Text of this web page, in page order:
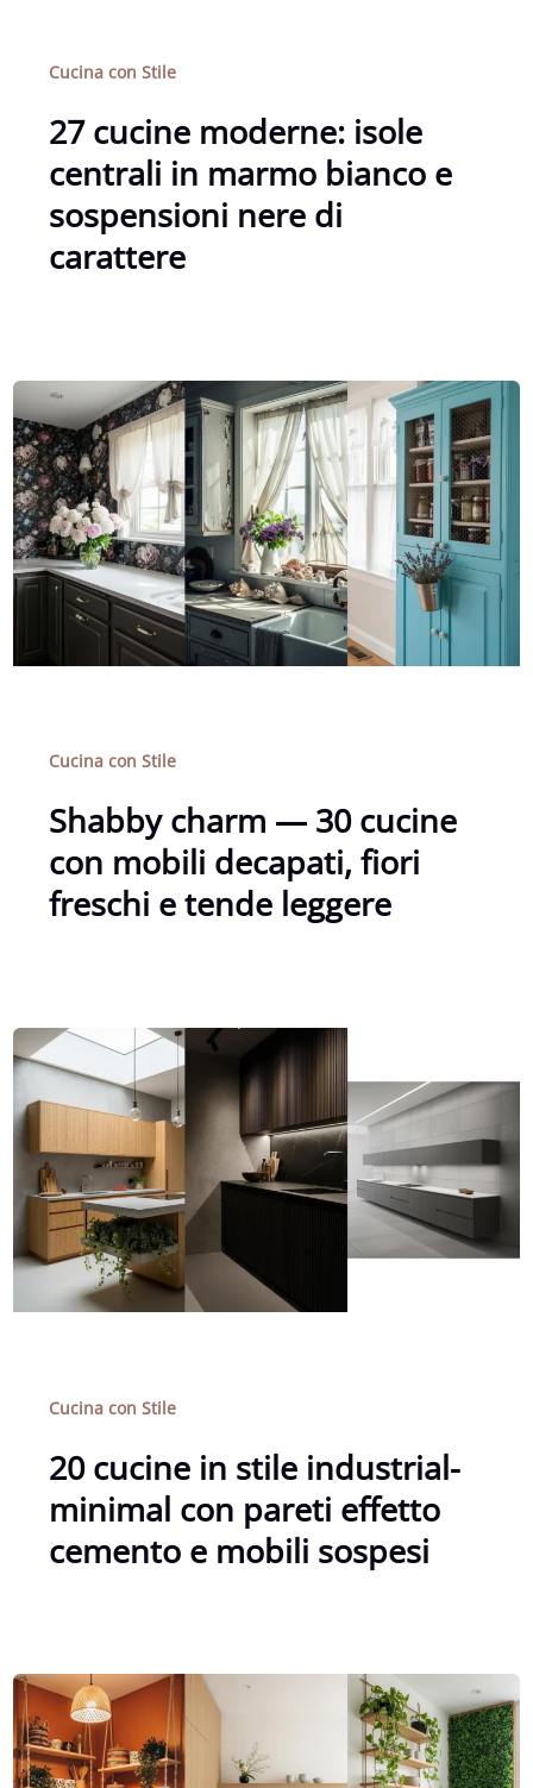
Cucina con Stile
27 cucine moderne: isole
centrali in marmo bianco e
sospensioni nere di
carattere
Cucina con Stile
Shabby charm — 30 cucine
con mobili decapati, fiori
freschi e tende leggere
Cucina con Stile
20 cucine in stile industrial-
minimal con pareti effetto
cemento e mobili sospesi